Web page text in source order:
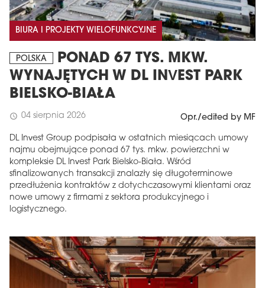
BIURA I PROJEKTY WIELOFUNKCYJNE
POLSKA
PONAD 67 TYS. MKW.
WYNAJĘTYCH W DL INVEST PARK
BIELSKO-BIAŁA
schedule 04 sierpnia 2026 Opr./edited by MF
DL Invest Group podpisała w ostatnich miesiącach umowy
najmu obejmujące ponad 67 tys. mkw. powierzchni w
kompleksie DL Invest Park Bielsko-Biała. Wśród
sfinalizowanych transakcji znalazły się długoterminowe
przedłużenia kontraktów z dotychczasowymi klientami oraz
nowe umowy z firmami z sektora produkcyjnego i
logistycznego.